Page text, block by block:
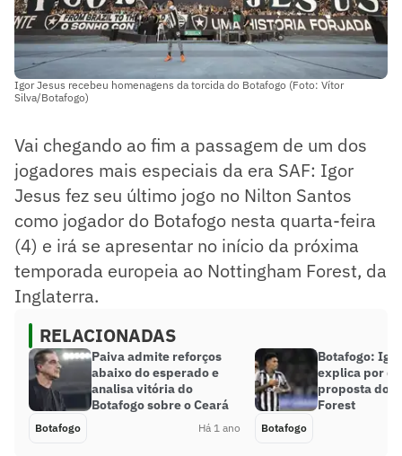
Igor Jesus recebeu homenagens da torcida do Botafogo (Foto: Vítor
Silva/Botafogo)
Vai chegando ao fim a passagem de um dos
jogadores mais especiais da era SAF: Igor
Jesus fez seu último jogo no Nilton Santos
como jogador do Botafogo nesta quarta-feira
(4) e irá se apresentar no início da próxima
temporada europeia ao Nottingham Forest, da
Inglaterra.
RELACIONADAS
Paiva admite reforços
abaixo do esperado e
analisa vitória do
Botafogo sobre o Ceará
Botafogo Há 1 ano
Botafogo:
explica por
proposta do
Forest
Botafogo